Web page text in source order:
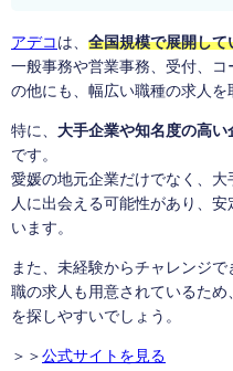
アデコ は、 全国規模で展開して
一般事務や営業事務、受付、
の他にも、幅広い職種の求人を
特に、 大手企業や知名度の高
です。
愛媛の地元企業だけでなく、
人に出会える可能性があり、
います。
また、未経験からチャレンジ
職の求人も用意されているた
を探しやすいでしょう。
＞＞ 公式サイトを見る